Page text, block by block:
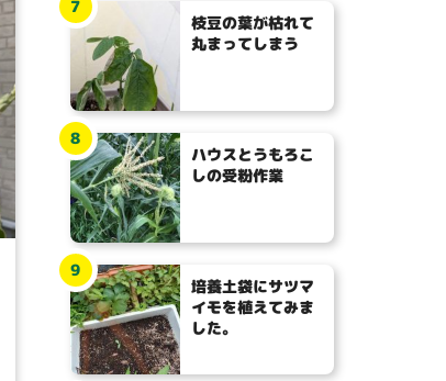
枝豆の葉が枯れて
丸まってしまう
7
ハウスとうもろこ
しの受粉作業
8
培養土袋にサツマ
イモを植えてみま
した。
9